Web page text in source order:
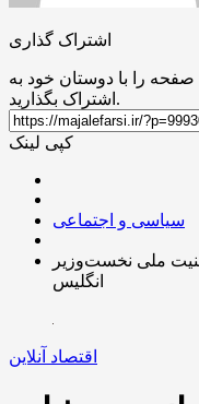
اشتراک گذاری
صفحه را با دوستان خود به
اشتراک بگذارید.
کپی لینک
سیاسی و اجتماعی
ملی نخست‌وزیر
انگلیس
اقتصاد آنلاین